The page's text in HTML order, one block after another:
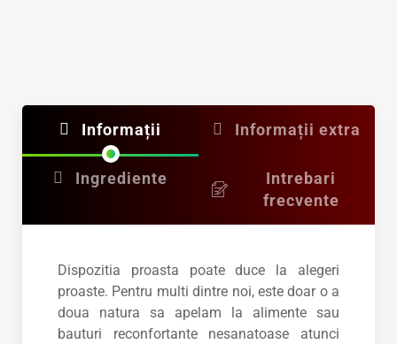
Informații Informații extra
Ingrediente
Intrebari
frecvente
Dispozitia proasta poate duce la alegeri
proaste. Pentru multi dintre noi, este doar o a
doua natura sa apelam la alimente sau
bauturi reconfortante nesanatoase atunci